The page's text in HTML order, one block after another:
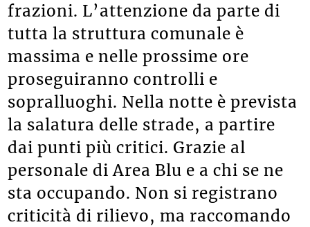
frazioni. L’attenzione da parte di
tutta la struttura comunale è
massima e nelle prossime ore
proseguiranno controlli e
sopralluoghi. Nella notte è prevista
la salatura delle strade, a partire
dai punti più critici. Grazie al
personale di Area Blu e a chi se ne
sta occupando. Non si registrano
criticità di rilievo, ma raccomando